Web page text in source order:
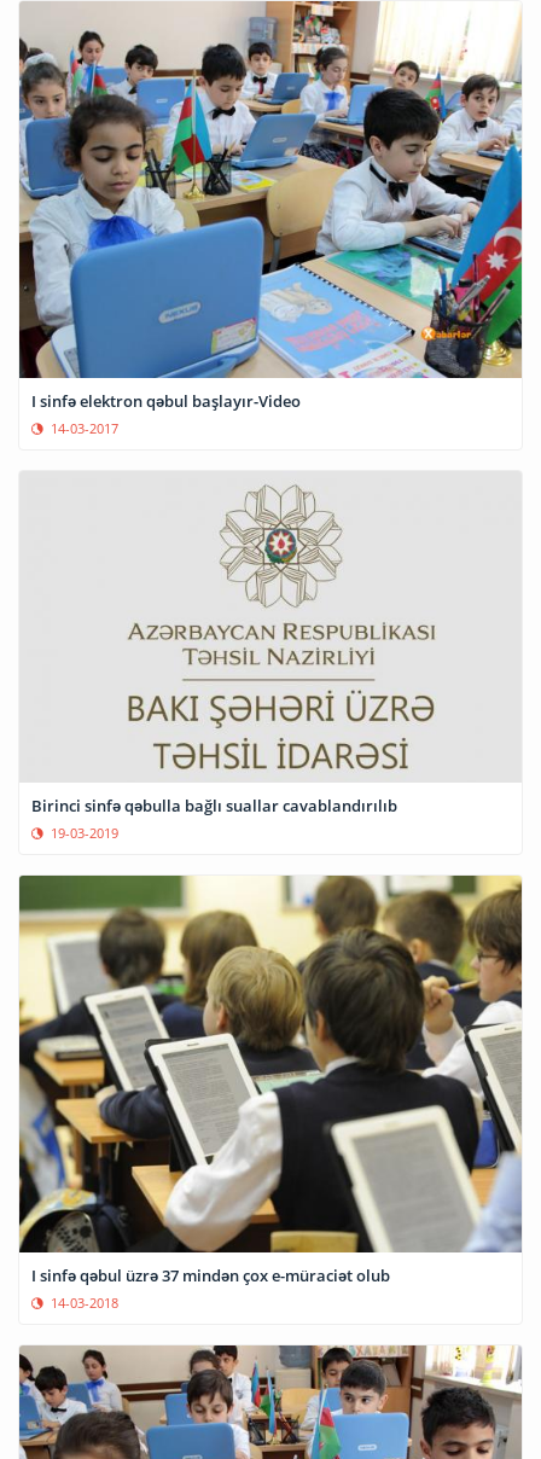
I sinfə elektron qəbul başlayır-Video
14-03-2017
Birinci sinfə qəbulla bağlı suallar cavablandırılıb
19-03-2019
I sinfə qəbul üzrə 37 mindən çox e-müraciət olub
14-03-2018